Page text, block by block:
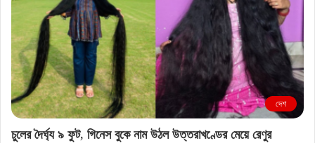
দেশ
চুলের দৈর্ঘ্য ৯ ফুট, গিনেস বুকে নাম উঠল উত্তরাখণ্ডের মেয়ে রেণুর